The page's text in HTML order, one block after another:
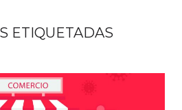
ETIQUETADAS